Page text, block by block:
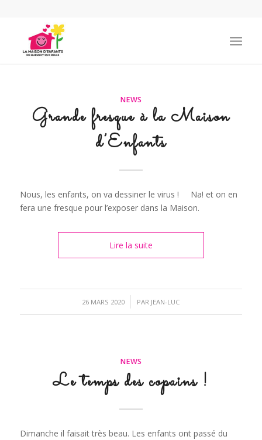
NEWS
Grande fresque à la Maison
d’Enfants
Nous, les enfants, on va dessiner le virus ! Na! et on en
fera une fresque pour l’exposer dans la Maison.
Lire la suite
26 MARS 2020
/ PAR JEAN-LUC
NEWS
Le temps des copains !
Dimanche il faisait très beau. Les enfants ont passé du